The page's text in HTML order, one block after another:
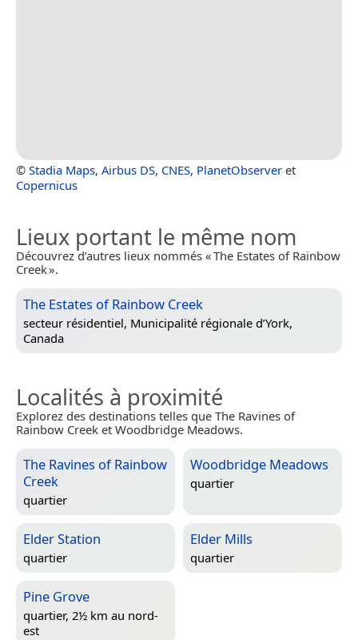
© Stadia Maps, Airbus DS, CNES, PlanetObserver et
Copernicus
Lieux portant le même nom
Découvrez d’autres lieux nommés « The Estates of Rainbow
Creek ».
The Estates of Rainbow Creek
secteur résidentiel, Municipalité régionale d’York,
Canada
Localités à proximité
Explorez des destinations telles que The Ravines of
Rainbow Creek et Woodbridge Meadows.
The Ravines of Rainbow
Creek
quartier
Woodbridge Meadows
quartier
Elder Station
quartier
Elder Mills
quartier
Pine Grove
quartier, 2½ km au nord-
est